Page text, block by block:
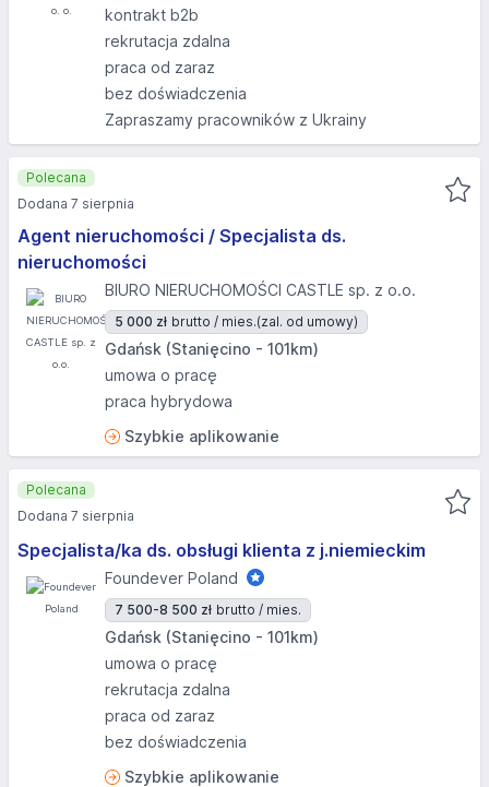
kontrakt b2b
rekrutacja zdalna
praca od zaraz
bez doświadczenia
Zapraszamy pracowników z Ukrainy
Agent nieruchomości / Specjalista ds.
nieruchomości
BIURO NIERUCHOMOŚCI CASTLE sp. z o.o.
5 000 zł brutto / mies.(zal. od umowy)
Gdańsk (Stanięcino - 101km)
umowa o pracę
praca hybrydowa
Szybkie aplikowanie
Polecana
Dodana 7 sierpnia
Specjalista/ka ds. obsługi klienta z j.niemieckim
Foundever Poland
7 500-8 500 zł brutto / mies.
Gdańsk (Stanięcino - 101km)
umowa o pracę
rekrutacja zdalna
praca od zaraz
bez doświadczenia
Szybkie aplikowanie
Polecana
Dodana 7 sierpnia